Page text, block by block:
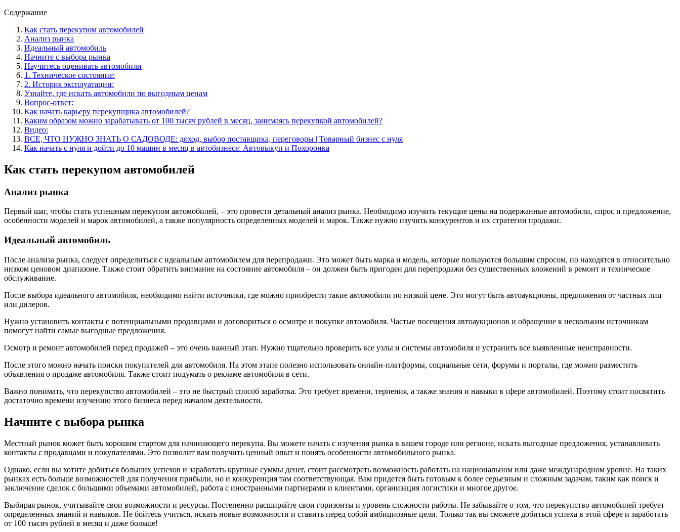
Содержание
Как стать перекупом автомобилей
Анализ рынка
Идеальный автомобиль
Начните с выбора рынка
Научитесь оценивать автомобили
1. Техническое состояние:
2. История эксплуатации:
Узнайте, где искать автомобили по выгодным ценам
Вопрос-ответ:
Как начать карьеру перекупщика автомобилей?
Каким образом можно зарабатывать от 100 тысяч рублей в месяц, занимаясь перекупкой автомобилей?
Видео:
ВСЕ, ЧТО НУЖНО ЗНАТЬ О САДОВОДЕ: доход, выбор поставщика, переговоры | Товарный бизнес с нуля
Как начать с нуля и дойти до 10 машин в месяц в автобизнесе: Автовыкуп и Похоронка
Как стать перекупом автомобилей
Анализ рынка
Первый шаг, чтобы стать успешным перекупом автомобилей, – это провести детальный анализ рынка. Необходимо изучить текущие цены на подержанные автомобили, спрос и предложение,
особенности моделей и марок автомобилей, а также популярность определенных моделей и марок. Также нужно изучить конкурентов и их стратегии продажи.
Идеальный автомобиль
После анализа рынка, следует определиться с идеальным автомобилем для перепродажи. Это может быть марка и модель, которые пользуются большим спросом, но находятся в относительно
низком ценовом диапазоне. Также стоит обратить внимание на состояние автомобиля – он должен быть пригоден для перепродажи без существенных вложений в ремонт и техническое
обслуживание.
После выбора идеального автомобиля, необходимо найти источники, где можно приобрести такие автомобили по низкой цене. Это могут быть автоаукционы, предложения от частных лиц
или дилеров.
Нужно установить контакты с потенциальными продавцами и договориться о осмотре и покупке автомобиля. Частые посещения автоаукционов и обращение к нескольким источникам
помогут найти самые выгодные предложения.
Осмотр и ремонт автомобилей перед продажей – это очень важный этап. Нужно тщательно проверить все узлы и системы автомобиля и устранить все выявленные неисправности.
После этого можно начать поиски покупателей для автомобиля. На этом этапе полезно использовать онлайн-платформы, социальные сети, форумы и порталы, где можно разместить
объявления о продаже автомобиля. Также стоит подумать о рекламе автомобиля в сети.
Важно понимать, что перекупство автомобилей – это не быстрый способ заработка. Это требует времени, терпения, а также знания и навыки в сфере автомобилей. Поэтому стоит посвятить
достаточно времени изучению этого бизнеса перед началом деятельности.
Начните с выбора рынка
Местный рынок может быть хорошим стартом для начинающего перекупа. Вы можете начать с изучения рынка в вашем городе или регионе, искать выгодные предложения, устанавливать
контакты с продавцами и покупателями. Это позволит вам получить ценный опыт и понять особенности автомобильного рынка.
Однако, если вы хотите добиться больших успехов и заработать крупные суммы денег, стоит рассмотреть возможность работать на национальном или даже международном уровне. На таких
рынках есть больше возможностей для получения прибыли, но и конкуренция там соответствующая. Вам придется быть готовым к более серьезным и сложным задачам, таким как поиск и
заключение сделок с большими объемами автомобилей, работа с иностранными партнерами и клиентами, организация логистики и многое другое.
Выбирая рынок, учитывайте свои возможности и ресурсы. Постепенно расширяйте свои горизонты и уровень сложности работы. Не забывайте о том, что перекупство автомобилей требует
определенных знаний и навыков. Не бойтесь учиться, искать новые возможности и ставить перед собой амбициозные цели. Только так вы сможете добиться успеха в этой сфере и заработать
от 100 тысяч рублей в месяц и даже больше!